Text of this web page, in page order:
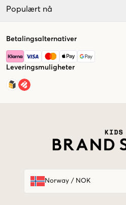
Populært nå
Betalingsalternativer
Leveringsmuligheter
Norway/ NOK